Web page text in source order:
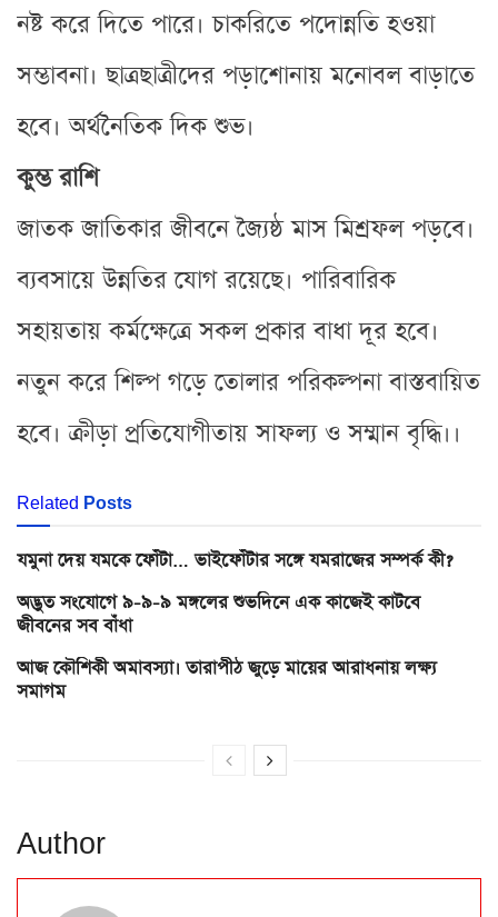
নষ্ট করে দিতে পারে। চাকরিতে পদোন্নতি হওয়া
সম্ভাবনা। ছাত্রছাত্রীদের পড়াশোনায় মনোবল বাড়াতে
হবে। অর্থনৈতিক দিক শুভ।
কুম্ভ রাশি
জাতক জাতিকার জীবনে জ্যৈষ্ঠ মাস মিশ্রফল পড়বে।
ব্যবসায়ে উন্নতির যোগ রয়েছে। পারিবারিক
সহায়তায় কর্মক্ষেত্রে সকল প্রকার বাধা দূর হবে।
নতুন করে শিল্প গড়ে তোলার পরিকল্পনা বাস্তবায়িত
হবে। ক্রীড়া প্রতিযোগীতায় সাফল্য ও সম্মান বৃদ্ধি।।
Related Posts
যমুনা দেয় যমকে ফোঁটা… ভাইফোঁটার সঙ্গে যমরাজের সম্পর্ক কী?
অদ্ভুত সংযোগে ৯-৯-৯ মঙ্গলের শুভদিনে এক কাজেই কাটবে
জীবনের সব বাঁধা
আজ কৌশিকী অমাবস্যা। তারাপীঠ জুড়ে মায়ের আরাধনায় লক্ষ্য
সমাগম
Author